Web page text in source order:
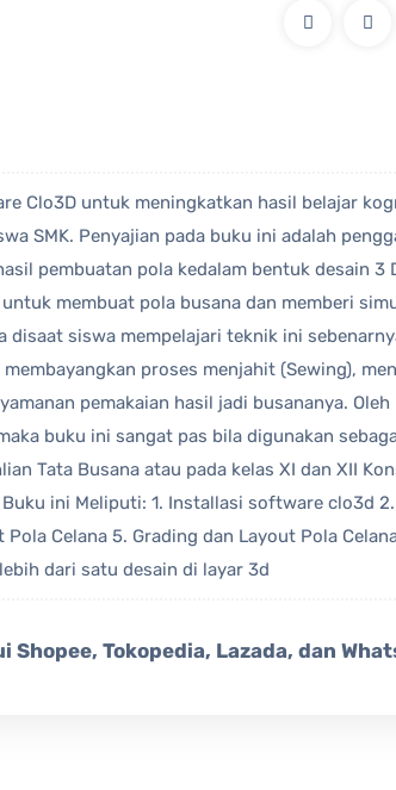
Clo3D untuk meningkatkan hasil belajar
SMK. Penyajian pada buku ini adalah
pembuatan pola kedalam bentuk desain
membuat pola busana dan memberi
disaat siswa mempelajari teknik ini
proses menjahit (Sewing),
pemakaian hasil jadi busananya.
buku ini sangat pas bila digunakan
Tata Busana atau pada kelas XI dan XII
ini Meliputi: 1. Installasi software clo3d
Pola Celana 5. Grading dan Layout Pola
dari satu desain di layar 3d
Shopee, Tokopedia, Lazada, dan